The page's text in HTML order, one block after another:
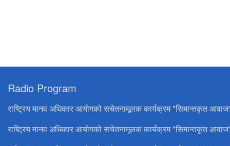
Radio Program
राष्ट्रिय मानव अधिकार आयोगको सचेतनामूलक कार्यक्रम "सिमान्तकृत
राष्ट्रिय मानव अधिकार आयोगको सचेतनामूलक कार्यक्रम "सिमान्तकृत